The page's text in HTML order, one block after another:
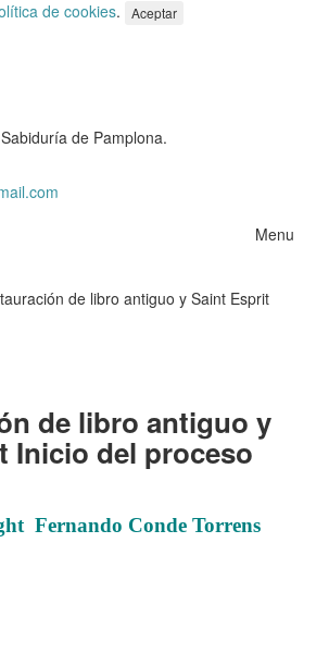
de cookies. Aceptar
de Pamplona.
Menu
de libro antiguo y Saint Esprit
de libro antiguo y
Inicio del proceso
Fernando Conde Torrens